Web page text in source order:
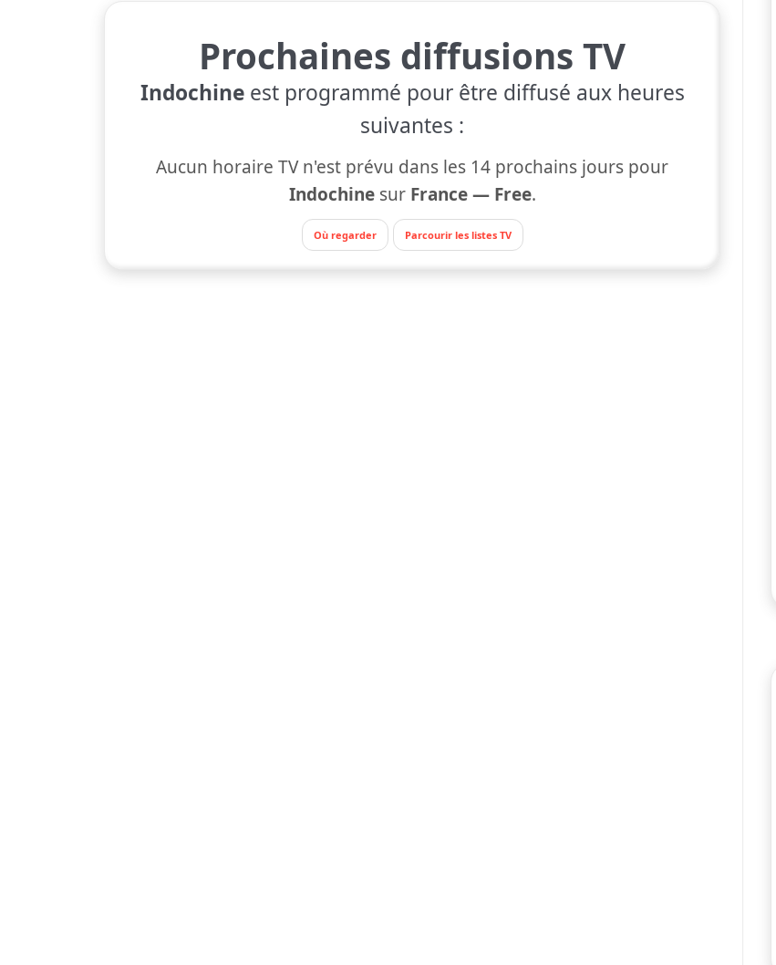
Prochaines diffusions TV
Indochineest programmé pour être diffusé aux heures
suivantes :
Aucun horaire TV n'est prévu dans les 14 prochains jours pour
Indochinesur France — Free.
Où regarder Parcourir les listes TV